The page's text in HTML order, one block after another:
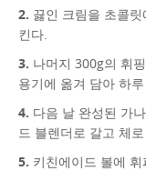
끓인 크림을 초콜
킨다.
나머지 300g의 휘
용기에 옮겨 담아 하
다음 날 완성된 가
드 블렌더로 갈고 체
키친에이드 볼에